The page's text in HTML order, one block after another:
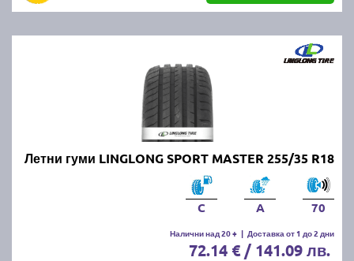
Летни гуми LINGLONG SPORT MASTER 255/35 R18
C A 70
Налични над 20 + | Доставка от 1 до 2 дни
72.14 € / 141.09 лв.